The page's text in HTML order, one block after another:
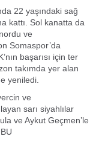
22 yaşındaki sağ
kattı. Sol kanatta da
ve
Somaspor’da
başarısı için ter
takımda yer alan
yeniledi.
ve
sarı siyahlılar
ve Aykut Geçmen’le